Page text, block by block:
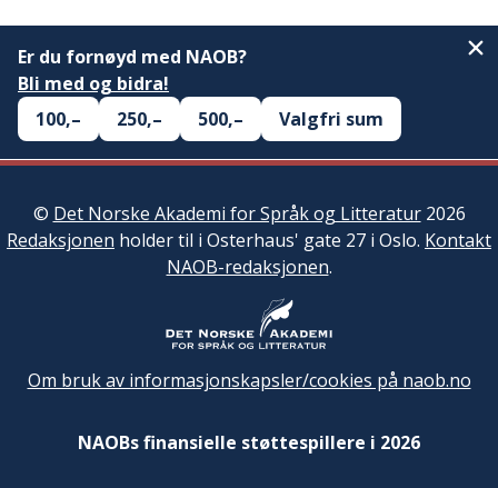
Er du fornøyd med NAOB?
Bli med og bidra!
100,–
250,– 500,– Valgfri sum
© Det Norske Akademi for Språk og Litteratur2026
Redaksjonen holder til i Osterhaus' gate 27 i Oslo. Kontakt
NAOB-redaksjonen.
Om bruk av informasjonskapsler/cookies på naob.no
NAOBs finansielle støttespillere i 2026